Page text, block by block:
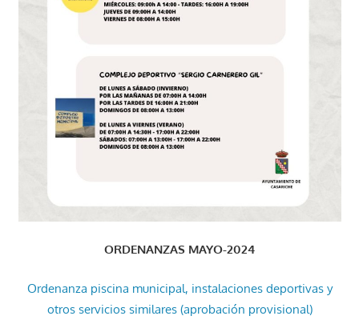
ORDENANZAS MAYO-2024
Ordenanza piscina municipal, instalaciones deportivas y
otros servicios similares (aprobación provisional)